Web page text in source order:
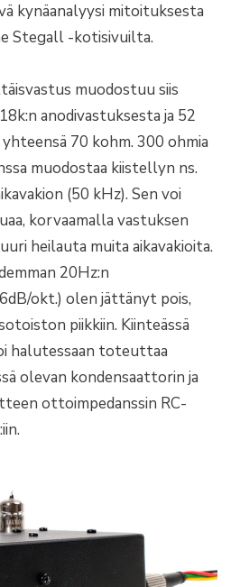
kynäanalyysi mitoituksesta
Stegall -kotisivuilta.
muodostuu siis
anodivastuksesta ja 52
70 kohm. 300 ohmia
muodostaa kiistellyn ns.
(50 kHz). Sen voi
korvaamalla vastuksen
heilauta muita aikavakioita.
20Hz:n
okt.) olen jättänyt pois,
piikkiin. Kiinteässä
halutessaan toteuttaa
olevan kondensaattorin ja
ottoimpedanssin RC-